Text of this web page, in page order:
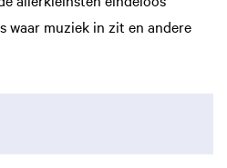
waar muziek in zit en andere
in